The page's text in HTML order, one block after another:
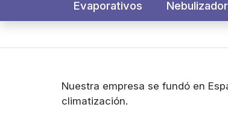
Evaporativos
Nuestra empresa se fundó en
climatización.